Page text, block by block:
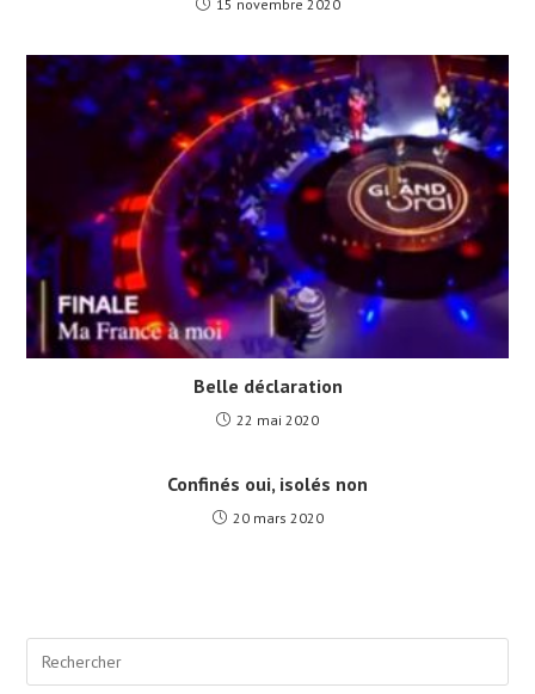
15 novembre 2020
Belle déclaration
22 mai 2020
Confinés oui, isolés non
20 mars 2020